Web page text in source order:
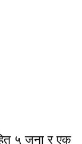
५ जना र एक